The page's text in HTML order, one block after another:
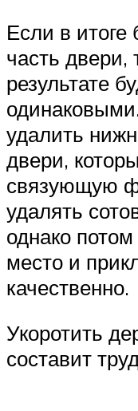
Если в итоге
часть двери,
результате
удалить
двери,
связующую
удалять
однако
место и
качественно.
Укоротить
составит